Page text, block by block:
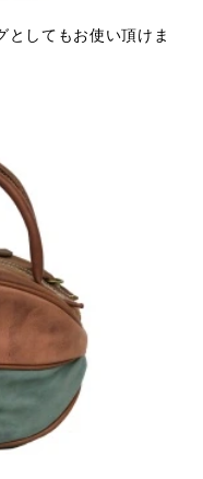
としてもお使い頂けま